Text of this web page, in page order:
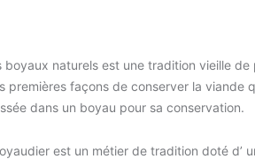
boyaux naturels est une tradition vieille de
premières façons de conserver la viande
dans un boyau pour sa conservation.
est un métier de tradition doté d’